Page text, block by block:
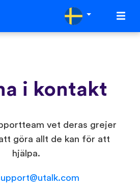
i kontakt
vet deras grejer
göra allt de kan för att
hjälpa.